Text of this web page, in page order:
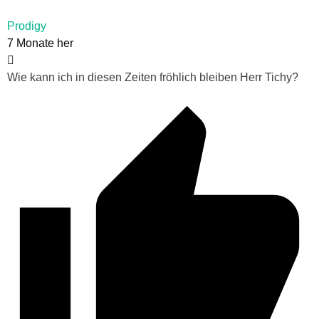
Prodigy
7 Monate her
Wie kann ich in diesen Zeiten fröhlich bleiben Herr Tichy?